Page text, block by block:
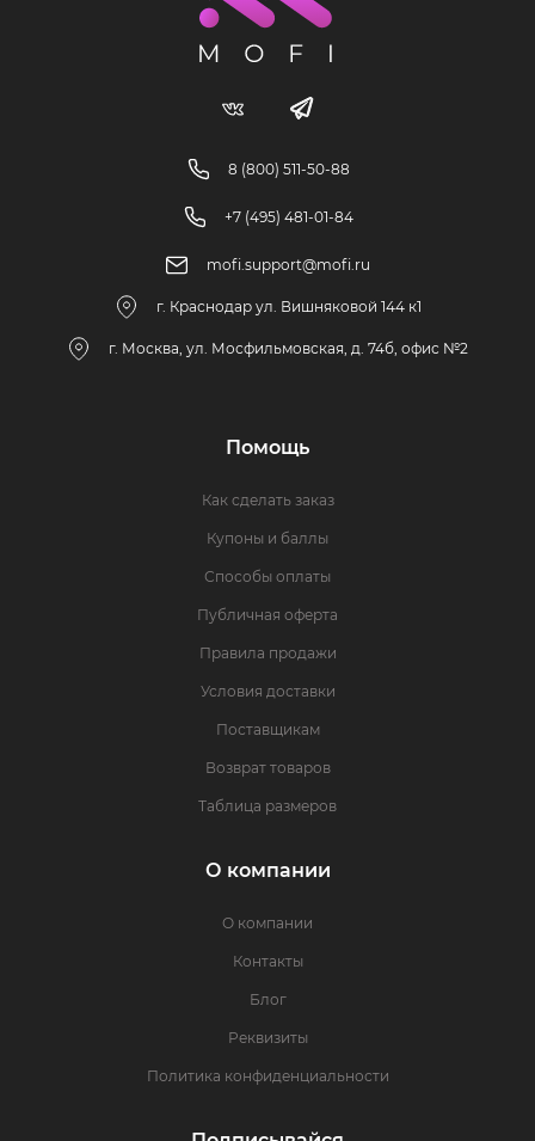
8 (800) 511-50-88
+7 (495) 481-01-84
mofi.support@mofi.ru
г. Краснодар ул. Вишняковой 144 к1
г. Москва, ул. Мосфильмовская, д. 74б, офис №2
Помощь
Как сделать заказ
Купоны и баллы
Способы оплаты
Публичная оферта
Правила продажи
Условия доставки
Поставщикам
Возврат товаров
Таблица размеров
О компании
О компании
Контакты
Блог
Реквизиты
Политика конфиденциальности